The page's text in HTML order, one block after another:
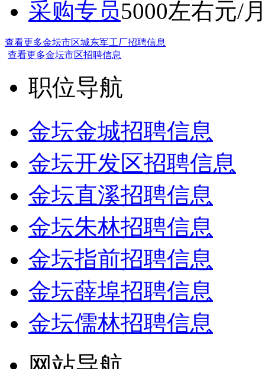
采购专员5000左右元/
查看更多金坛市区城东军工厂招聘信息
查看更多金坛市区招聘信息
职位导航
金坛金城招聘信息
金坛开发区招聘信息
金坛直溪招聘信息
金坛朱林招聘信息
金坛指前招聘信息
金坛薛埠招聘信息
金坛儒林招聘信息